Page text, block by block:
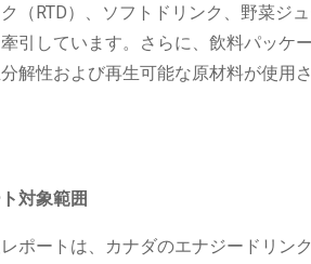
ク（RTD）、ソフトドリンク、野菜ジ
引しています。さらに、飲料パッケ
解性および再生可能な原材料が使用
対象範囲
ポートは、カナダのエナジードリン